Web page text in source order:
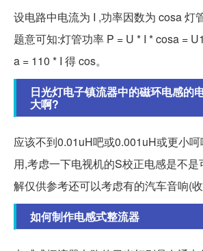
设电路中电流为 I ,功率因数为 cosa 灯
题意可知:灯管功率 P = U * I * cosa =
a = 110 * I 得 cos。
日光灯电子镇流器中的磁环电感的
大啊?
应该不到0.01uH吧或0.001uH或更小
用,考虑一下电视机的S校正电感是不
解仅供参考还可以考虑有的汽车音响(收
如何制作电感式整流器